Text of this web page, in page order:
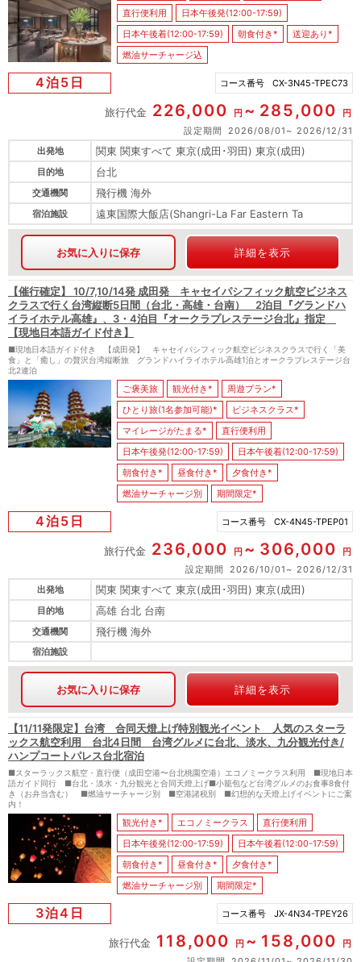
直行便利用
日本午後発(12:00-17:59)
日本午後着(12:00-17:59)
朝食付き*
送迎あり*
燃油サーチャージ込
4泊5日 コース番号 CX-3N45-TPEC73
旅行代金 226,000 円 285,000
円
設定期間
2026/08/01
2026/12/31
出発地
関東 関東すべて 東京(成田･羽田) 東京(成田)
目的地 台北
交通機関 飛行機 海外
宿泊施設 遠東国際大飯店(Shangri-La Far Eastern Ta
お気に入りに保存 詳細を表示
【催行確定】 10/7,10/14発 成田発 キャセイパシフィック航空ビジネス
クラスで行く台湾縦断5日間（台北・高雄・台南） 2泊目『グランドハ
イライホテル高雄』、3・4泊目『オークラプレステージ台北』指定
【現地日本語ガイド付き】
■現地日本語ガイド付き 【成田発】 キャセイパシフィック航空ビジネスクラスで行く「美
食」と「癒し」の贅沢台湾縦断旅 グランドハイライホテル高雄1泊とオークラプレステージ台
北2連泊
ご褒美旅 観光付き*
周遊プラン*
ひとり旅(1名参加可能)*
ビジネスクラス*
マイレージがたまる*
直行便利用
日本午後発(12:00-17:59)
日本午後着(12:00-17:59)
朝食付き*
昼食付き*
夕食付き*
燃油サーチャージ別
期間限定*
4泊5日 コース番号 CX-4N45-TPEP01
旅行代金 236,000 円 306,000
円
設定期間
2026/10/01
2026/12/31
出発地
関東 関東すべて 東京(成田･羽田) 東京(成田)
目的地 高雄 台北 台南
交通機関 飛行機 海外
宿泊施設
お気に入りに保存 詳細を表示
【11/11発限定】台湾 合同天燈上げ特別観光イベント 人気のスターラ
ックス航空利用 台北4日間 台湾グルメに台北、淡水、九分観光付き/
ハンプコートパレス台北宿泊
■スターラックス航空・直行便（成田空港〜台北桃園空港）エコノミークラス利用 ■現地日本
語ガイド同行 ■台北・淡水・九分観光と合同天燈上げ■小籠包など台湾グルメのお食事8食付
き（お弁当含む） ■燃油サーチャージ別 ■空港諸税別 ■幻想的な天燈上げイベントにご案
内！
観光付き* エコノミークラス
直行便利用
日本午後発(12:00-17:59)
日本午後着(12:00-17:59)
朝食付き*
昼食付き*
夕食付き*
燃油サーチャージ別
期間限定*
3泊4日 コース番号 JX-4N34-TPEY26
旅行代金 118,000 円 158,000
円